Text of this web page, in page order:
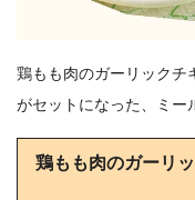
鶏もも肉のガーリックチ
がセットになった、ミー
鶏もも肉のガーリ